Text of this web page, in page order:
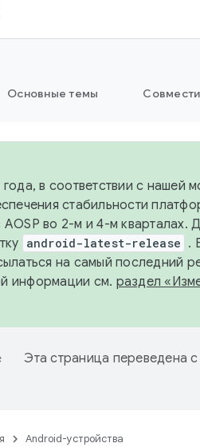
Основные темы
в соответствии с нашей
стабильности
во 2-м и 4-м кварталах.
android-latest-release .
на самый последний
информации см. раздел
Эта страница переведена
Android-устройства